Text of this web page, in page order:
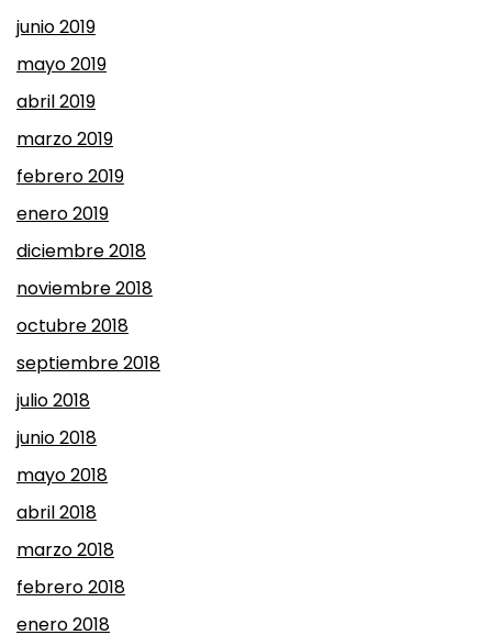
junio 2019
mayo 2019
abril 2019
marzo 2019
febrero 2019
enero 2019
diciembre 2018
noviembre 2018
octubre 2018
septiembre 2018
julio 2018
junio 2018
mayo 2018
abril 2018
marzo 2018
febrero 2018
enero 2018